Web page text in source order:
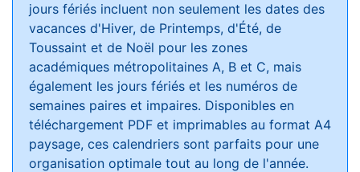
jours fériés incluent non seulement les dates des
vacances d'Hiver, de Printemps, d'Été, de
Toussaint et de Noël pour les zones
académiques métropolitaines A, B et C, mais
également les jours fériés et les numéros de
semaines paires et impaires. Disponibles en
téléchargement PDF et imprimables au format A4
paysage, ces calendriers sont parfaits pour une
organisation optimale tout au long de l'année.